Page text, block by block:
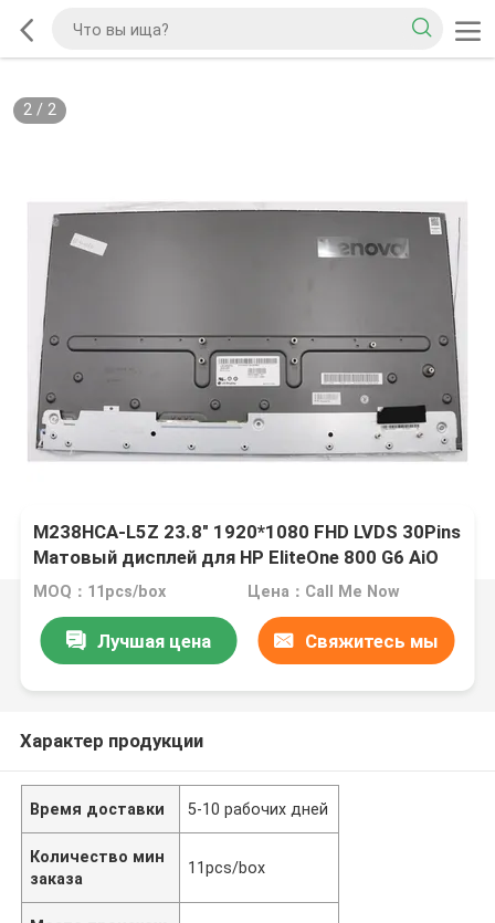
2/ 2
M238HCA-L5Z 23.8" 1920*1080 FHD LVDS 30Pins
Матовый дисплей для HP EliteOne 800 G6 AiO
MOQ：11pcs/box Цена：Call Me Now
Лучшая цена Свяжитесь мы
Характер продукции
Время доставки 5-10 рабочих дней
Количество мин
заказа
11pcs/box